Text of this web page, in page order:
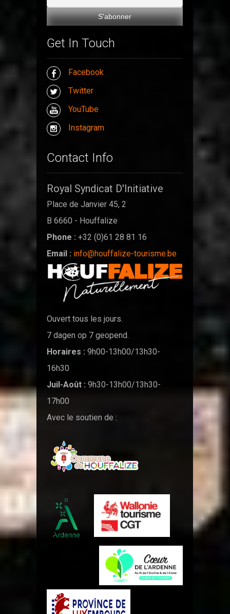
Get In Touch
Facebook
Twitter
YouTube
Instagram
Contact Info
Royal Syndicat D'Initiative
Place de Janvier 45, 2
B 6660 - Houffalize
Phone : +32 (0)61 28 81 16
Email : info@houffalize-tourisme.be
Ouvert tous les jours.
7 dagen op 7 geopend.
Horaires : 9h00-13h00/13h30-
16h30
Juil-Août : 9h30-13h00/13h30-
17h00
Avec le soutien de :